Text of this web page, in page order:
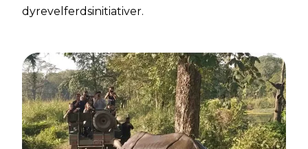
dyrevelferdsinitiativer.